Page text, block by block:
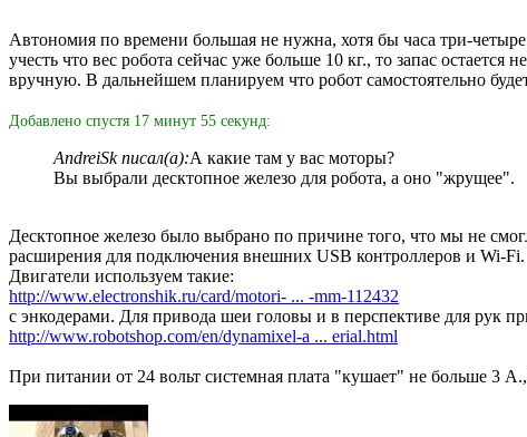
Автономия по времени большая не нужна, хотя бы часа три-
учесть что вес робота сейчас уже больше 10 кг., то запас
вручную. В дальнейшем планируем что робот самостоятельно
Добавлено спустя 17 минут 55 секунд:
AndreiSk писал(а):А какие там у вас моторы?
Вы выбрали десктопное железо для робота, а оно "жрущее".
Десктопное железо было выбрано по причине того, что мы не
расширения для подключения внешних USB контроллеров и Wi-Fi.
Двигатели используем такие:
http://www.electronshik.ru/card/motori- ... -mm-112432
с энкодерами. Для привода шеи головы и в перспективе для рук
http://www.robotshop.com/en/dynamixel-a ... erial.html
При питании от 24 вольт системная плата "кушает" не больше 3